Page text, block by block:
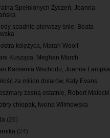
Spełnionych Życzeń, Joanna
spadnie pierwszy śnie, Beata
księżyca, Marah Woolf
Kusząca, Meghan March
Kamienia Wschodu, Joanna Lampka
za milion dolarów, Katy Evans
zasną ostatnie, Robert Małecki
chłopak, Iwona Wilmowska
(26)
(24)